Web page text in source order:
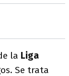
la Liga
Se trata